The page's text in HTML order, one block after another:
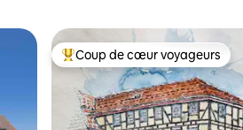
Coups de cœur voyageurs les
Coup de cœur voyageurs